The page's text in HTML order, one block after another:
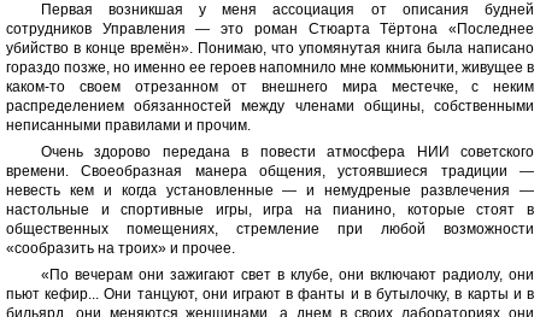
Первая возникшая у меня ассоциация от описания будней
сотрудников Управления — это роман Стюарта Тёртона «Последнее
убийство в конце времён». Понимаю, что упомянутая книга была написано
гораздо позже, но именно ее героев напомнило мне коммьюнити, живущее в
каком-то своем отрезанном от внешнего мира местечке, с неким
распределением обязанностей между членами общины, собственными
неписанными правилами и прочим.
Очень здорово передана в повести атмосфера НИИ советского
времени. Своеобразная манера общения, устоявшиеся традиции —
невесть кем и когда установленные — и немудреные развлечения —
настольные и спортивные игры, игра на пианино, которые стоят в
общественных помещениях, стремление при любой возможности
«сообразить на троих» и прочее.
«По вечерам они зажигают свет в клубе, они включают радиолу, они
пьют кефир... Они танцуют, они играют в фанты и в бутылочку, в карты и в
бильярд, они меняются женщинами, а днем в своих лабораториях они